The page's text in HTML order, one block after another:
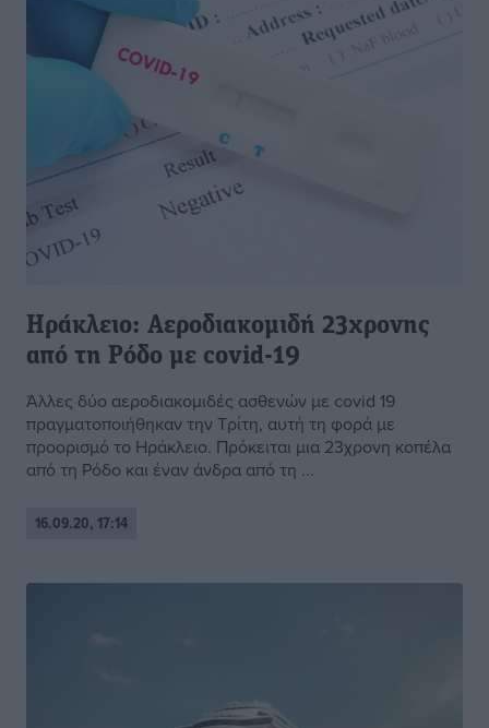
Ηράκλειο: Αεροδιακομιδή 23χρονης
από τη Ρόδο με covid-19
Άλλες δύο αεροδιακομιδές ασθενών με covid 19
πραγματοποιήθηκαν την Τρίτη, αυτή τη φορά με
προορισμό το Ηράκλειο. Πρόκειται μια 23χρονη κοπέλα
από τη Ρόδο και έναν άνδρα από τη ...
16.09.20, 17:14